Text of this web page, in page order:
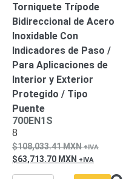
y
Mobiliario
Accesorios
de
ApoyoPantallas
MonitoresVideowall
Seguridad
Protección
Descargas
CoaxialCorriente
Torniquete Trípode
Bidireccional de Acero
Inoxidable Con
Indicadores de Paso /
Para Aplicaciones de
Interior y Exterior
Protegido / Tipo
Puente
700EN1S
8
108,033.41MXN
63,713.70 MXN